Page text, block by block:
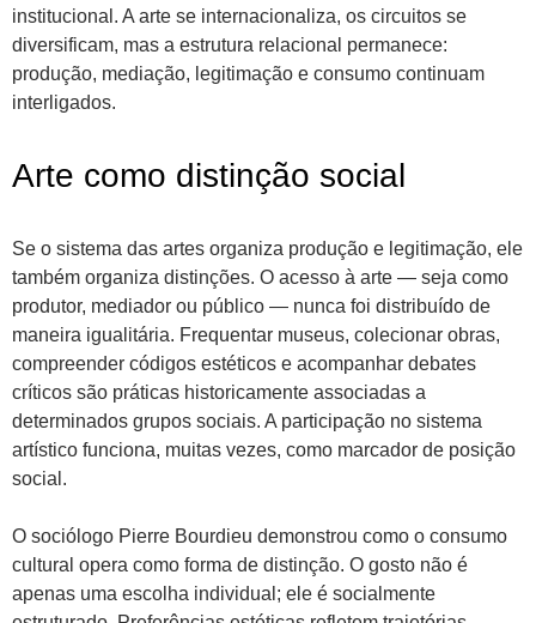
institucional. A arte se internacionaliza, os circuitos se
diversificam, mas a estrutura relacional permanece:
produção, mediação, legitimação e consumo continuam
interligados.
Arte como distinção social
Se o sistema das artes organiza produção e legitimação, ele
também organiza distinções. O acesso à arte — seja como
produtor, mediador ou público — nunca foi distribuído de
maneira igualitária. Frequentar museus, colecionar obras,
compreender códigos estéticos e acompanhar debates
críticos são práticas historicamente associadas a
determinados grupos sociais. A participação no sistema
artístico funciona, muitas vezes, como marcador de posição
social.
O sociólogo Pierre Bourdieu demonstrou como o consumo
cultural opera como forma de distinção. O gosto não é
apenas uma escolha individual; ele é socialmente